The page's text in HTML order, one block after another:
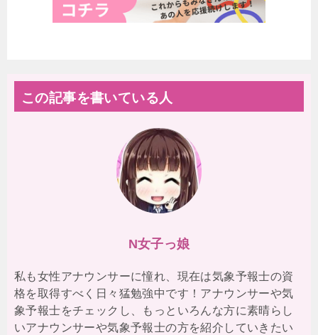
この記事を書いている人
N女子っ娘
私も女性アナウンサーに憧れ、現在は気象予報士の資
格を取得すべく日々猛勉強中です！アナウンサーや気
象予報士をチェックし、もっといろんな方に素晴らし
いアナウンサーや気象予報士の方を紹介していきたい